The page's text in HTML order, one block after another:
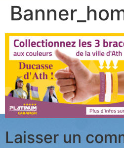
Laisser un